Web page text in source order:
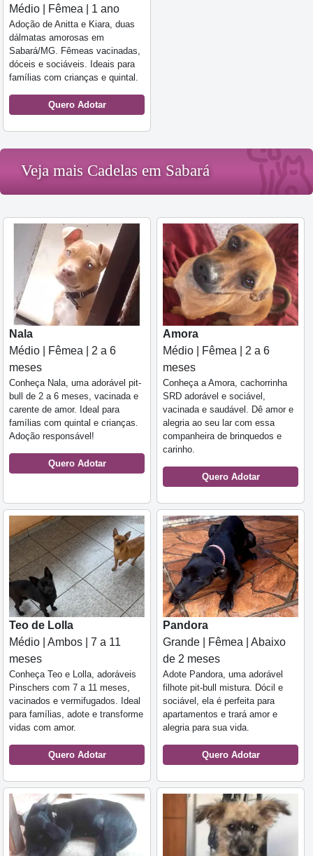
Médio | Fêmea | 1 ano
Adoção de Anitta e Kiara, duas
dálmatas amorosas em
Sabará/MG. Fêmeas vacinadas,
dóceis e sociáveis. Ideais para
famílias com crianças e quintal.
Quero Adotar
Veja mais Cadelas em Sabará
Nala
Médio | Fêmea | 2 a 6
meses
Conheça Nala, uma adorável pit-
bull de 2 a 6 meses, vacinada e
carente de amor. Ideal para
famílias com quintal e crianças.
Adoção responsável!
Quero Adotar
Amora
Médio | Fêmea | 2 a 6
meses
Conheça a Amora, cachorrinha
SRD adorável e sociável,
vacinada e saudável. Dê amor e
alegria ao seu lar com essa
companheira de brinquedos e
carinho.
Quero Adotar
Teo de Lolla
Médio | Ambos | 7 a 11
meses
Conheça Teo e Lolla, adoráveis
Pinschers com 7 a 11 meses,
vacinados e vermifugados. Ideal
para famílias, adote e transforme
vidas com amor.
Quero Adotar
Pandora
Grande | Fêmea | Abaixo
de 2 meses
Adote Pandora, uma adorável
filhote pit-bull mistura. Dócil e
sociável, ela é perfeita para
apartamentos e trará amor e
alegria para sua vida.
Quero Adotar